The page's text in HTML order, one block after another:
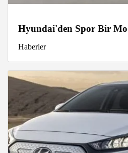
Hyundai'den Spor Bir
Haberler